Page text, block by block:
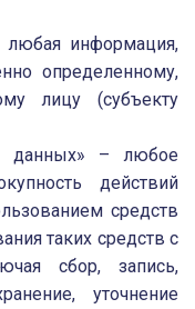
любая информация,
определенному,
лицу (субъекту
данных» – любое
действий
средств
таких средств с
сбор, запись,
уточнение